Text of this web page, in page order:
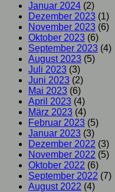
Januar 2024 (2)
Dezember 2023 (1)
November 2023 (6)
Oktober 2023 (6)
September 2023 (4)
August 2023 (5)
Juli 2023 (3)
Juni 2023 (2)
Mai 2023 (6)
April 2023 (4)
März 2023 (4)
Februar 2023 (5)
Januar 2023 (3)
Dezember 2022 (3)
November 2022 (5)
Oktober 2022 (6)
September 2022 (7)
August 2022 (4)